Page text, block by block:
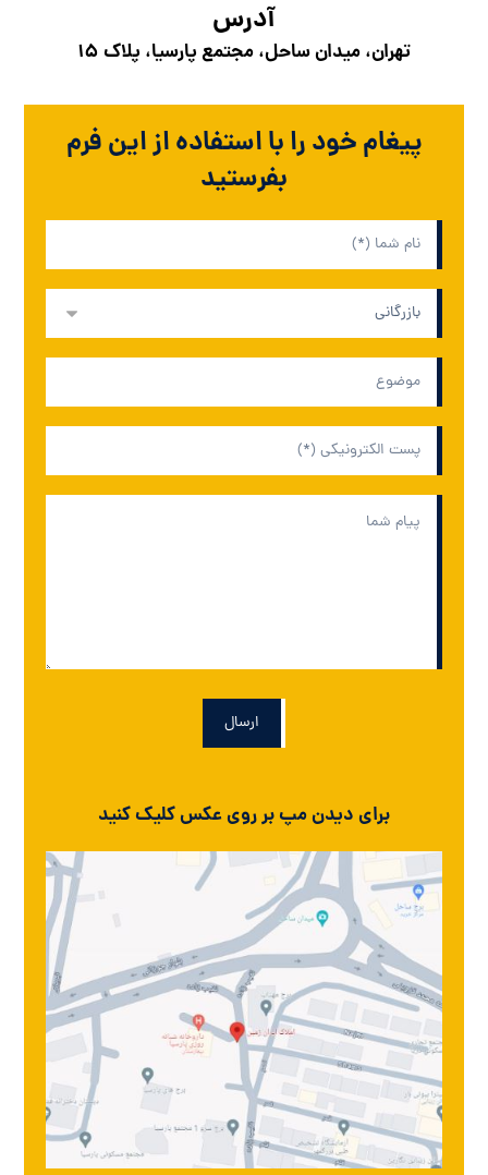
آدرس
تهران، میدان ساحل، مجتمع پارسیا، پلاک ۱۵
پیغام خود را با استفاده از این فرم
بفرستید
ارسال
برای دیدن مپ بر روی عکس کلیک کنید